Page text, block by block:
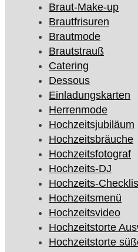
Braut-Make-up
Brautfrisuren
Brautmode
Brautstrauß
Catering
Dessous
Einladungskarten
Herrenmode
Hochzeitsjubiläum
Hochzeitsbräuche
Hochzeitsfotograf
Hochzeits-DJ
Hochzeits-
Hochzeitsmenü
Hochzeitsvideo
Hochzeitstorte
Hochzeitstorte